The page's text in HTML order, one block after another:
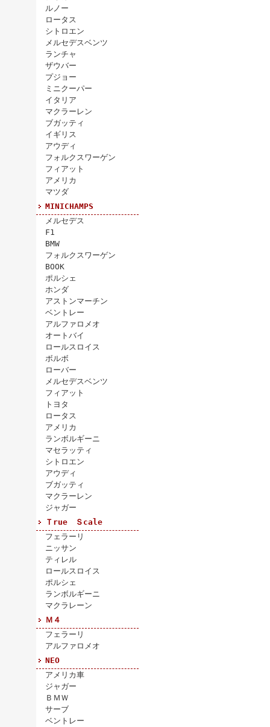
ルノー
ロータス
シトロエン
メルセデスベンツ
ランチャ
ザウバー
プジョー
ミニクーパー
イタリア
マクラーレン
ブガッティ
イギリス
アウディ
フォルクスワーゲン
フィアット
アメリカ
マツダ
MINICHAMPS
メルセデス
F1
BMW
フォルクスワーゲン
BOOK
ポルシェ
ホンダ
アストンマーチン
ベントレー
アルファロメオ
オートバイ
ロールスロイス
ボルボ
ローバー
メルセデスベンツ
フィアット
トヨタ
ロータス
アメリカ
ランボルギーニ
マセラッティ
シトロエン
アウディ
ブガッティ
マクラーレン
ジャガー
Ｔrue Ｓcale
フェラーリ
ニッサン
ティレル
ロールスロイス
ポルシェ
ランボルギーニ
マクラレーン
Ｍ４
フェラーリ
アルファロメオ
NEO
アメリカ車
ジャガー
ＢＭＷ
サーブ
ベントレー